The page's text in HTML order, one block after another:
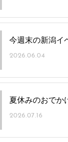
今週末の新潟イ
2026.06.04
夏休みのおでか
2026.07.16